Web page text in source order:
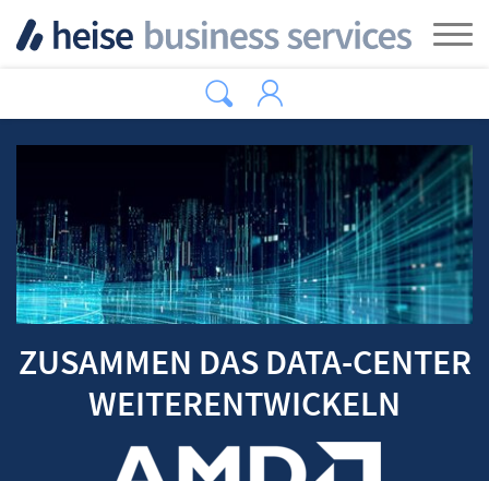
ZUSAMMEN DAS DATA-CENTER
WEITERENTWICKELN